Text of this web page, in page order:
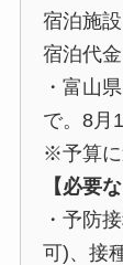
宿泊施
宿泊代
・富山
で。8月
※予算に
【必要
・予防
可)、接